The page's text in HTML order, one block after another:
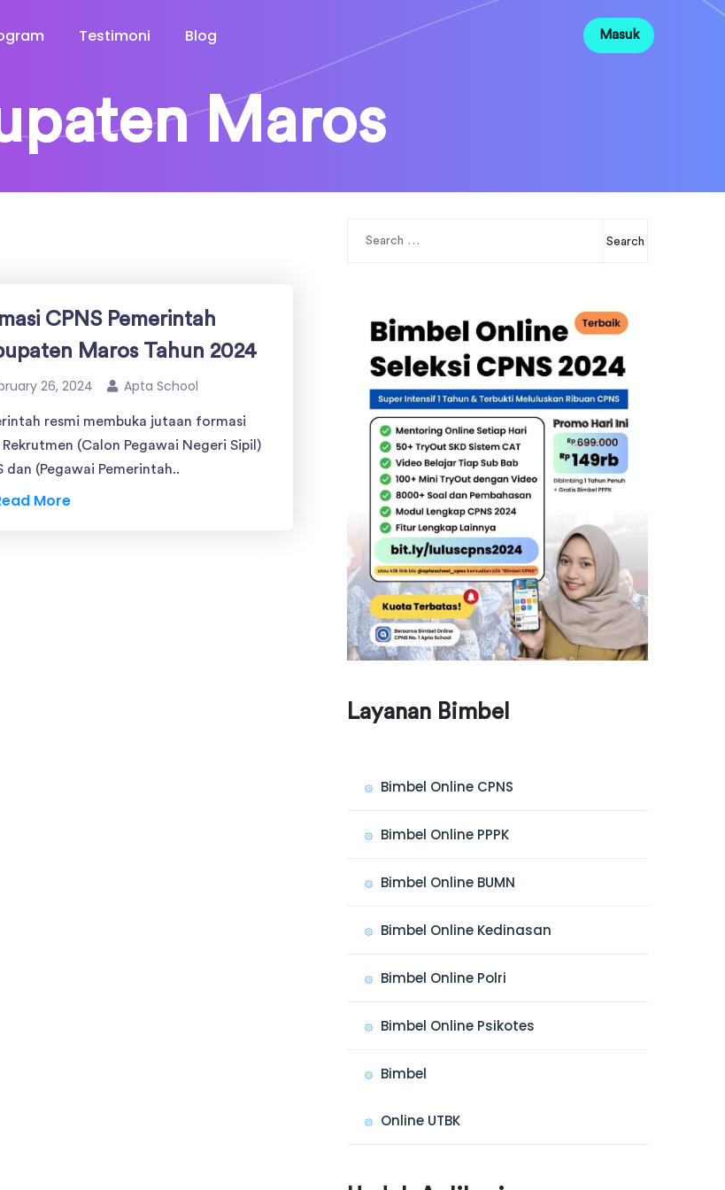
Testimoni Blog Masuk
Maros
CPNS Pemerintah
Maros Tahun 2024
26, 2024 Apta School
resmi membuka jutaan formasi
Rekrutmen (Calon Pegawai Negeri Sipil)
dan (Pegawai Pemerintah..
More
Search
Layanan Bimbel
Bimbel Online CPNS
Bimbel Online PPPK
Bimbel Online BUMN
Bimbel Online Kedinasan
Bimbel Online Polri
Bimbel Online Psikotes
Bimbel
Online UTBK